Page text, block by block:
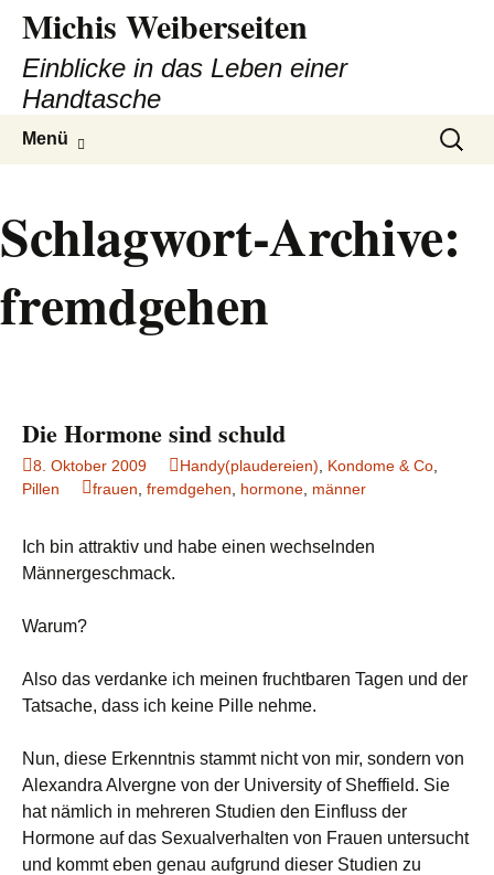
Michis Weiberseiten
Einblicke in das Leben einer
Handtasche
Menü
Suchen
nach:
Schlagwort-Archive:
fremdgehen
Die Hormone sind schuld
8. Oktober 2009 Handy(plaudereien) Kondome & Co
Pillen
frauen fremdgehen hormone männer
Ich bin attraktiv und habe einen wechselnden
Männergeschmack.
Warum?
Also das verdanke ich meinen fruchtbaren Tagen und der
Tatsache, dass ich keine Pille nehme.
Nun, diese Erkenntnis stammt nicht von mir, sondern von
Alexandra Alvergne von der University of Sheffield. Sie
hat nämlich in mehreren Studien den Einfluss der
Hormone auf das Sexualverhalten von Frauen untersucht
und kommt eben genau aufgrund dieser Studien zu